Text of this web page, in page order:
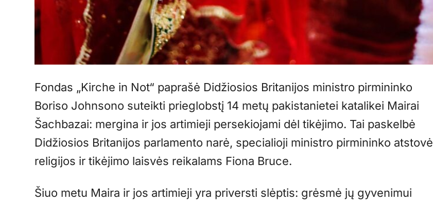
Fondas „Kirche in Not“ paprašė Didžiosios Britanijos ministro pirmininko
Boriso Johnsono suteikti prieglobstį 14 metų pakistanietei katalikei Mairai
Šachbazai: mergina ir jos artimieji persekiojami dėl tikėjimo. Tai paskelbė
Didžiosios Britanijos parlamento narė, specialioji ministro pirmininko atstovė
religijos ir tikėjimo laisvės reikalams Fiona Bruce.
Šiuo metu Maira ir jos artimieji yra priversti slėptis: grėsmė jų gyvenimui